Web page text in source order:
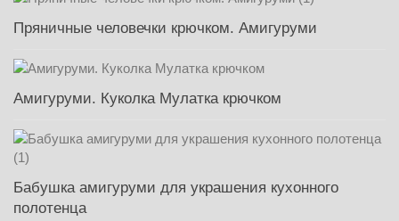
Пряничные человечки крючком. Амигуруми
Амигуруми. Куколка Мулатка крючком
Бабушка амигуруми для украшения кухонного
полотенца